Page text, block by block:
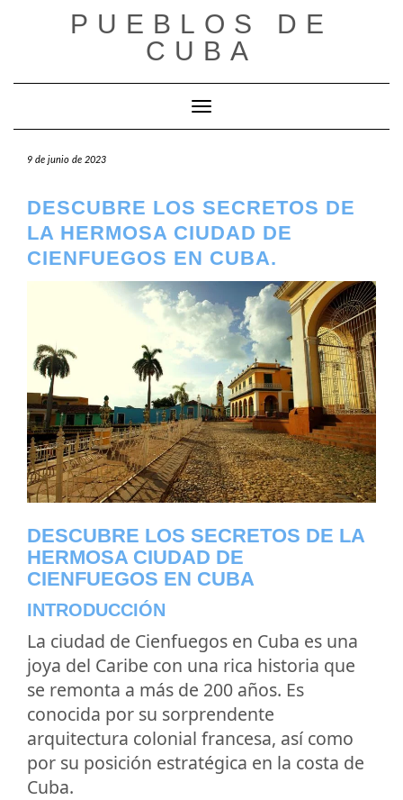
PUEBLOS DE
CUBA
Cambiar modo de navegación
9 de junio de 2023
DESCUBRE LOS SECRETOS DE
LA HERMOSA CIUDAD DE
CIENFUEGOS EN CUBA.
DESCUBRE LOS SECRETOS DE LA
HERMOSA CIUDAD DE
CIENFUEGOS EN CUBA
INTRODUCCIÓN
La ciudad de Cienfuegos en Cuba es una
joya del Caribe con una rica historia que
se remonta a más de 200 años. Es
conocida por su sorprendente
arquitectura colonial francesa, así como
por su posición estratégica en la costa de
Cuba.